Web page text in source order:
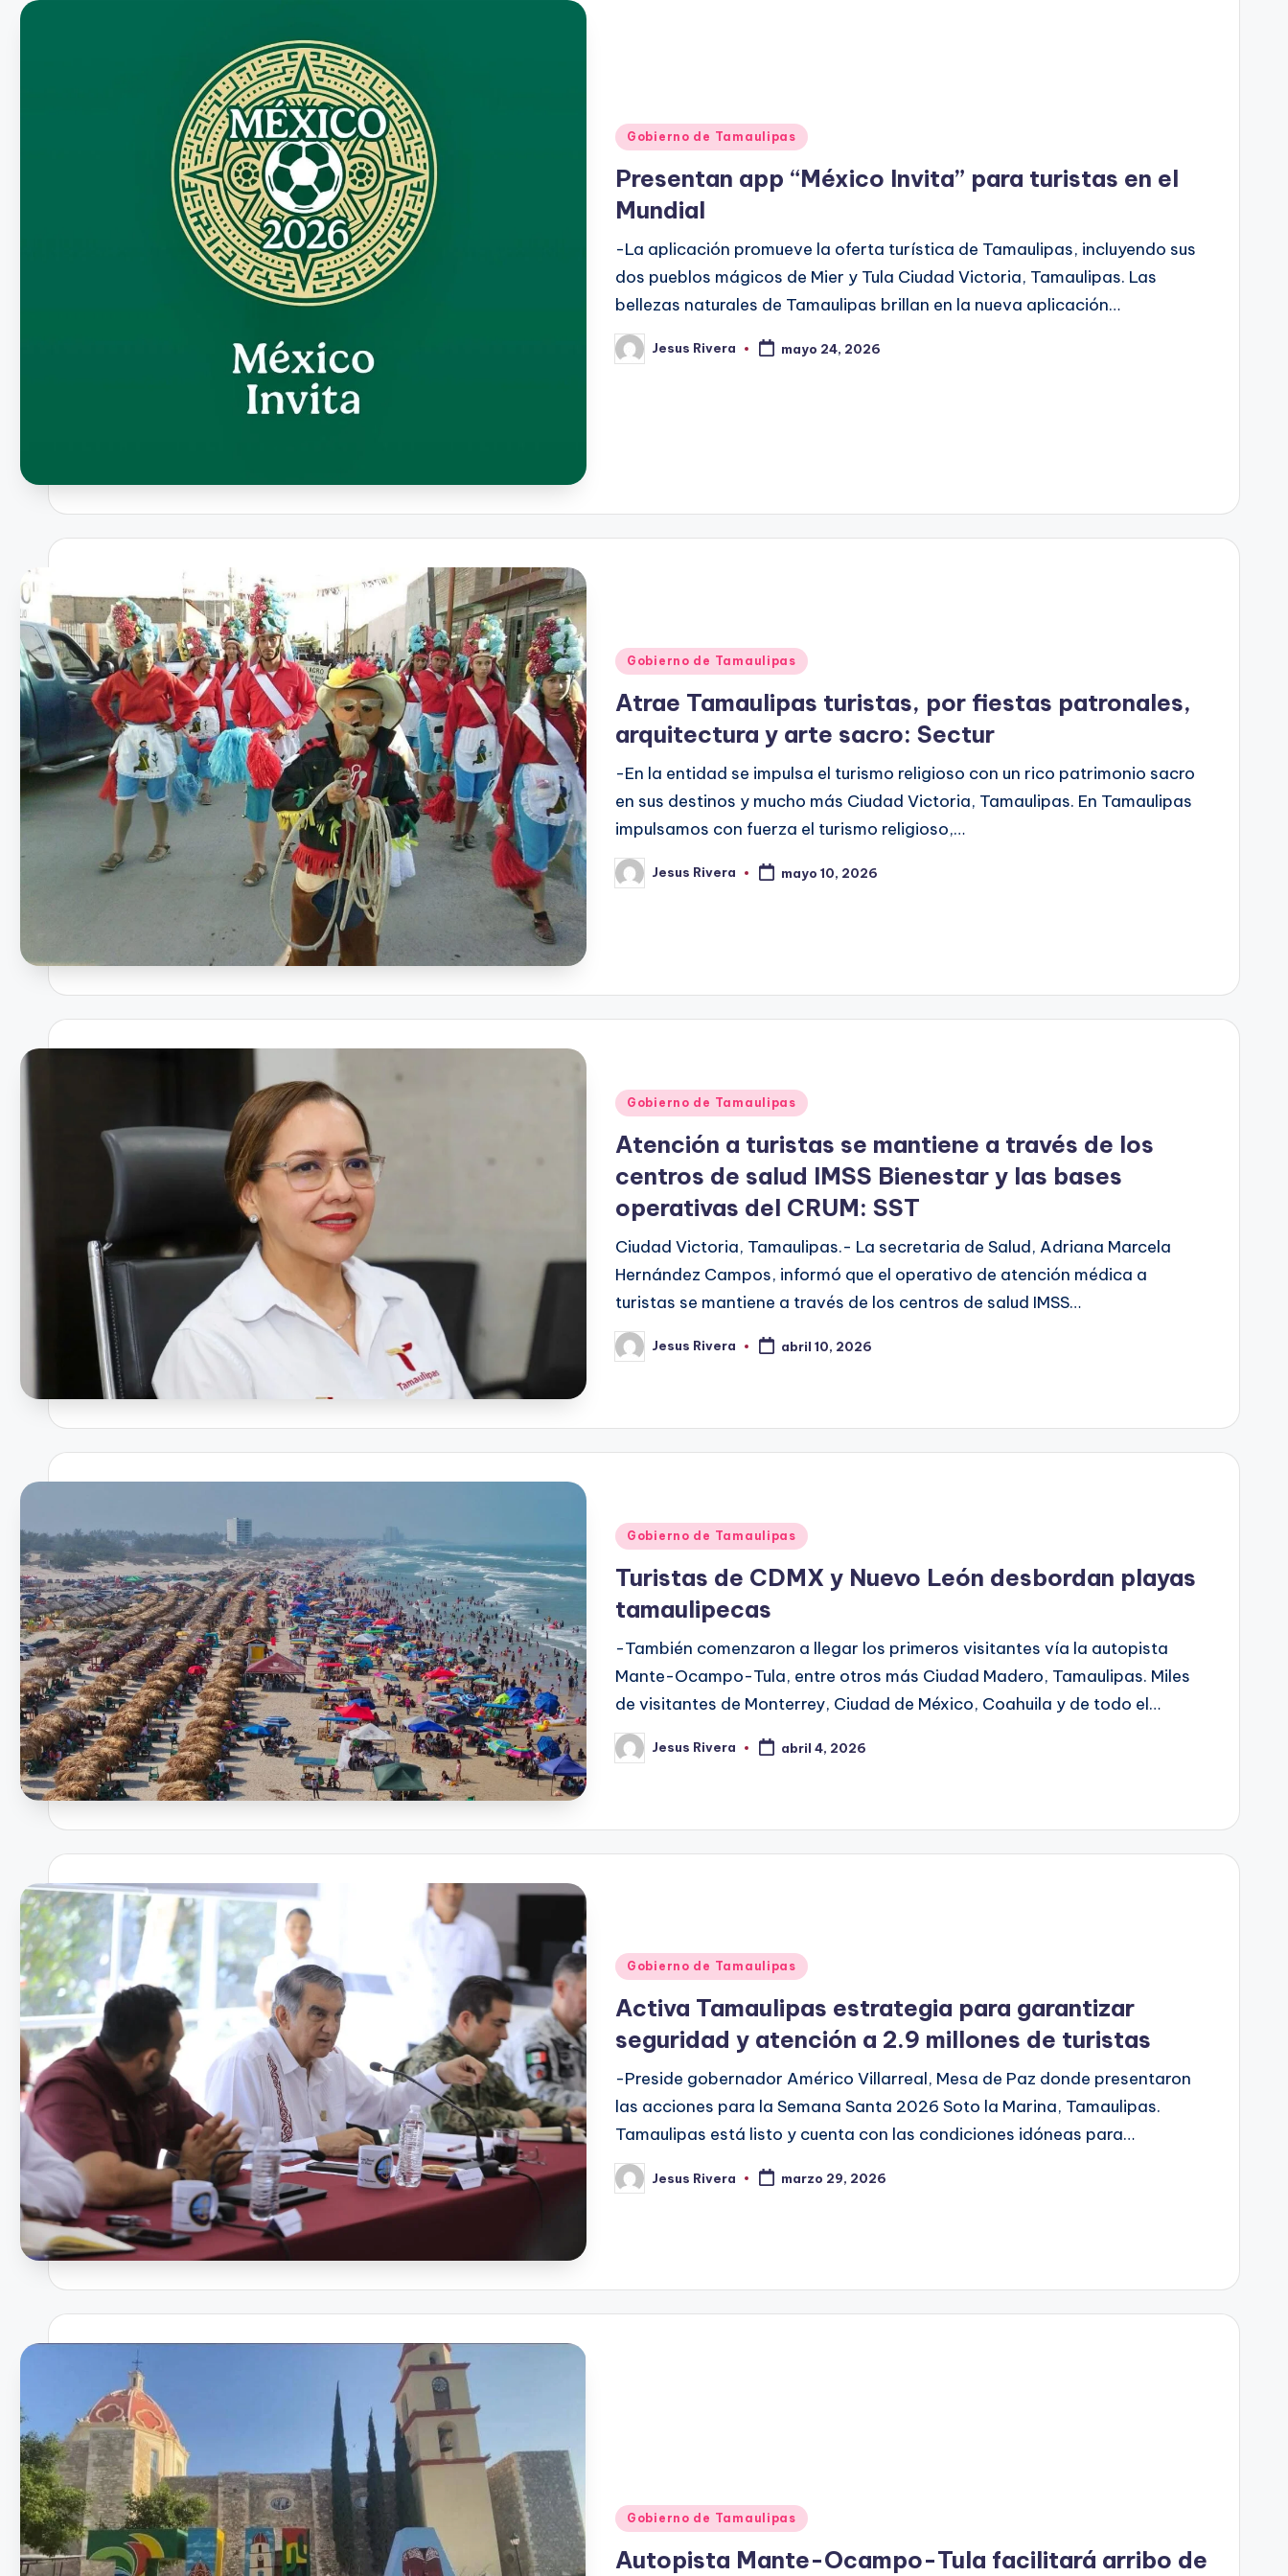
Publicado
Gobierno de Tamaulipas
Presentan app “México Invita” para turistas en el
Mundial
-La aplicación promueve la oferta turística de Tamaulipas, incluyendo sus
dos pueblos mágicos de Mier y Tula Ciudad Victoria, Tamaulipas. Las
bellezas naturales de Tamaulipas brillan en la nueva aplicación…
Publicado
por
Jesus Rivera mayo 24, 2026
Publicado
Gobierno de Tamaulipas
Atrae Tamaulipas turistas, por fiestas patronales,
arquitectura y arte sacro: Sectur
-En la entidad se impulsa el turismo religioso con un rico patrimonio sacro
en sus destinos y mucho más Ciudad Victoria, Tamaulipas. En Tamaulipas
impulsamos con fuerza el turismo religioso,…
Publicado
por
Jesus Rivera mayo 10, 2026
Publicado
Gobierno de Tamaulipas
Atención a turistas se mantiene a través de los
centros de salud IMSS Bienestar y las bases
operativas del CRUM: SST
Ciudad Victoria, Tamaulipas.- La secretaria de Salud, Adriana Marcela
Hernández Campos, informó que el operativo de atención médica a
turistas se mantiene a través de los centros de salud IMSS…
Publicado
por
Jesus Rivera abril 10, 2026
Publicado
Gobierno de Tamaulipas
Turistas de CDMX y Nuevo León desbordan playas
tamaulipecas
-También comenzaron a llegar los primeros visitantes vía la autopista
Mante-Ocampo-Tula, entre otros más Ciudad Madero, Tamaulipas. Miles
de visitantes de Monterrey, Ciudad de México, Coahuila y de todo el…
Publicado
por
Jesus Rivera abril 4, 2026
Publicado
Gobierno de Tamaulipas
Activa Tamaulipas estrategia para garantizar
seguridad y atención a 2.9 millones de turistas
-Preside gobernador Américo Villarreal, Mesa de Paz donde presentaron
las acciones para la Semana Santa 2026 Soto la Marina, Tamaulipas.
Tamaulipas está listo y cuenta con las condiciones idóneas para…
Publicado
por
Jesus Rivera marzo 29, 2026
Publicado
Gobierno de Tamaulipas
Autopista Mante-Ocampo-Tula facilitará arribo de